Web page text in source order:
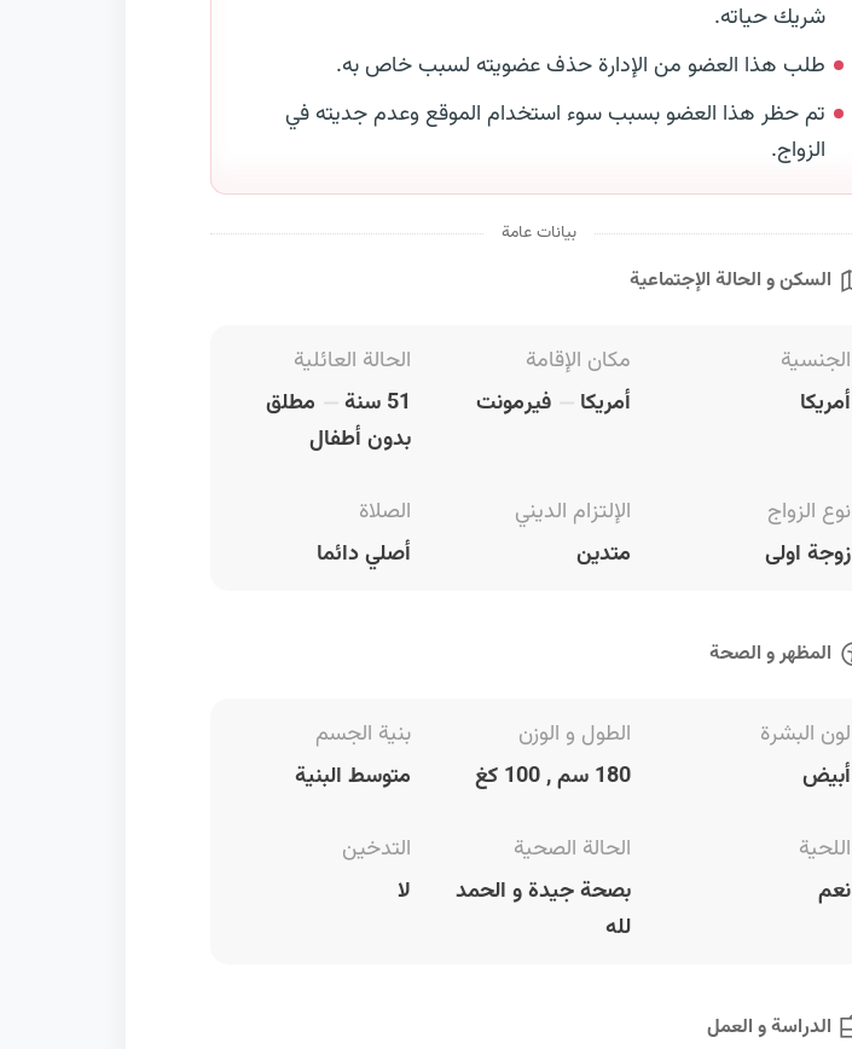
شريك حياته.
طلب هذا العضو من الإدارة حذف عضويته لسبب خاص به.
تم حظر هذا العضو بسبب سوء استخدام الموقع وعدم جديته في
الزواج.
بيانات عامة
السكن و الحالة الإجتماعية
الجنسية
أمريكا
مكان الإقامة
أمريكا
فيرمونت
الحالة العائلية
51 سنة
مطلق
بدون أطفال
نوع الزواج
زوجة اولى
الإلتزام الديني
متدين
الصلاة
أصلي دائما
المظهر و الصحة
لون البشرة
أبيض
الطول و الوزن
180 سم , 100 كغ
بنية الجسم
متوسط البنية
اللحية
نعم
الحالة الصحية
بصحة جيدة و الحمد
لله
التدخين
لا
الدراسة و العمل